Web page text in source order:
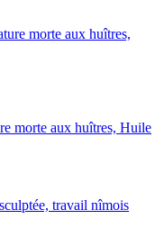
morte aux huîtres, Huile